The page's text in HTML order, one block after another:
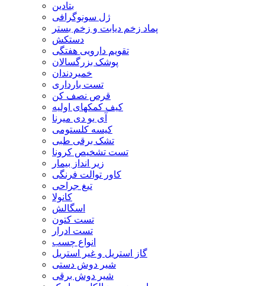
بتادین
ژل سونوگرافی
پماد زخم دیابت و زخم بستر
دستکش
تقویم دارویی هفتگی
پوشک بزرگسالان
خمیردندان
تست بارداری
قرص نصف کن
کیف کمکهای اولیه
آی یو دی میرنا
کیسه کلستومی
تشک برقی طبی
تست تشخیص کرونا
زیر انداز بیمار
کاور توالت فرنگی
تیغ جراحی
کانولا
اسگالش
تست کتون
تست ادرار
انواع چسب
گاز استریل و غیر استریل
شیر دوش دستی
شیر دوش برقی